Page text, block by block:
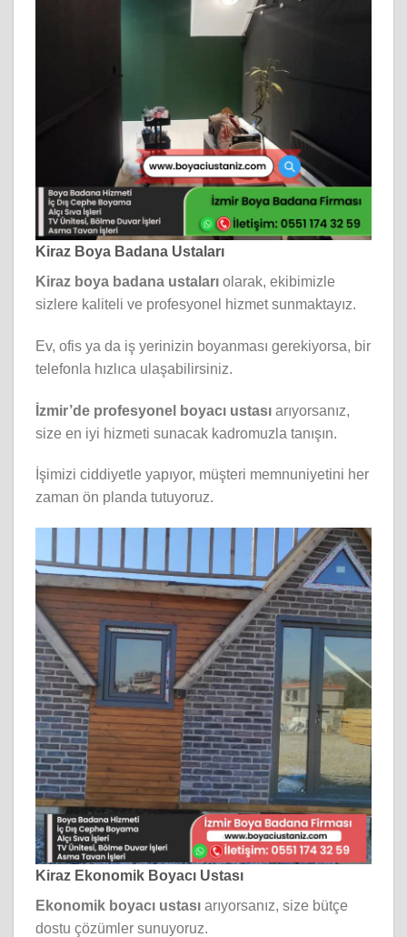
Kiraz Boya Badana Ustaları
Kiraz boya badana ustaları olarak, ekibimizle
sizlere kaliteli ve profesyonel hizmet sunmaktayız.
Ev, ofis ya da iş yerinizin boyanması gerekiyorsa, bir
telefonla hızlıca ulaşabilirsiniz.
İzmir’de profesyonel boyacı ustası arıyorsanız,
size en iyi hizmeti sunacak kadromuzla tanışın.
İşimizi ciddiyetle yapıyor, müşteri memnuniyetini her
zaman ön planda tutuyoruz.
Kiraz Ekonomik Boyacı Ustası
Ekonomik boyacı ustası arıyorsanız, size bütçe
dostu çözümler sunuyoruz.